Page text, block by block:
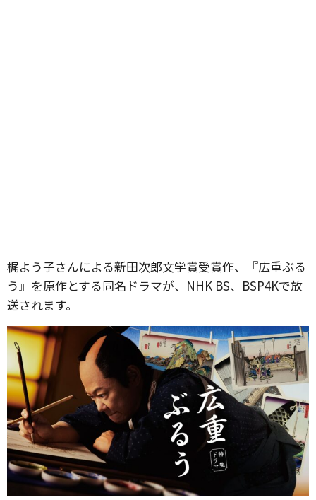
梶よう子さんによる新田次郎文学賞受賞作、『広重ぶる
う』を原作とする同名ドラマが、NHK BS、BSP4Kで放
送されます。